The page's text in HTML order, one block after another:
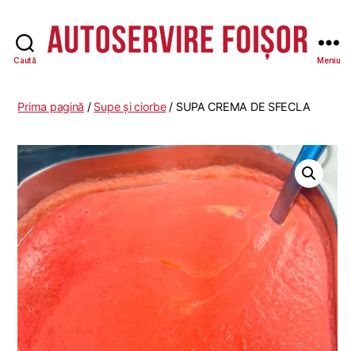
Caută Meniu
Prima pagină / Supe și ciorbe/ SUPA CREMA DE SFECLA